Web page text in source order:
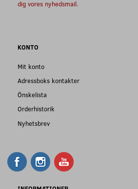
dig vores nyhedsmail.
KONTO
Mit konto
Adressboks kontakter
Önskelista
Orderhistorik
Nyhetsbrev